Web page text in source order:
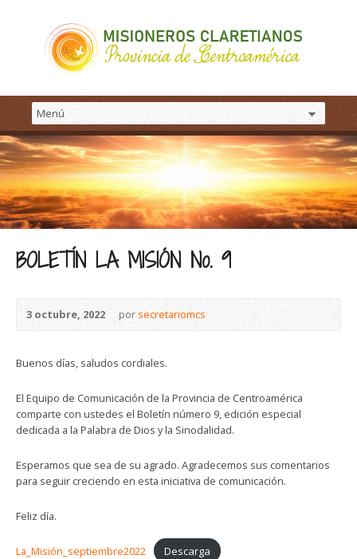
BOLETÍN LA MISIÓN No. 9
3 octubre, 2022 porsecretariomcs
Buenos días, saludos cordiales.
El Equipo de Comunicación de la Provincia de Centroamérica
comparte con ustedes el Boletín número 9, edición especial
dedicada a la Palabra de Dios y la Sinodalidad.
Esperamos que sea de su agrado. Agradecemos sus comentarios
para seguir creciendo en esta iniciativa de comunicación.
Feliz día.
La_Misión_septiembre2022 Descarga